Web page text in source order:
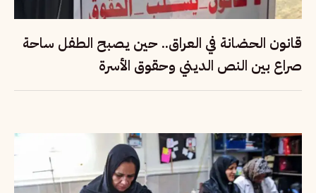
قانون الحضانة في العراق.. حين يصبح الطفل ساحة
صراع بين النص الديني وحقوق الأسرة